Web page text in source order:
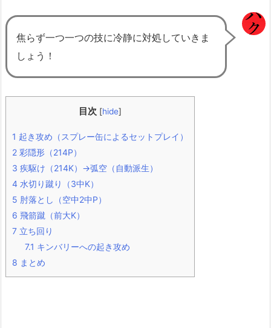
焦らず一つ一つの技に冷静に対処していきま
しょう！
目次 [hide]
1 起き攻め（スプレー缶によるセットプレイ）
2 彩隠形（214P）
3 疾駆け（214K）→弧空（自動派生）
4 水切り蹴り（3中K）
5 肘落とし（空中2中P）
6 飛箭蹴（前大K）
7 立ち回り
7.1 キンバリーへの起き攻め
8 まとめ